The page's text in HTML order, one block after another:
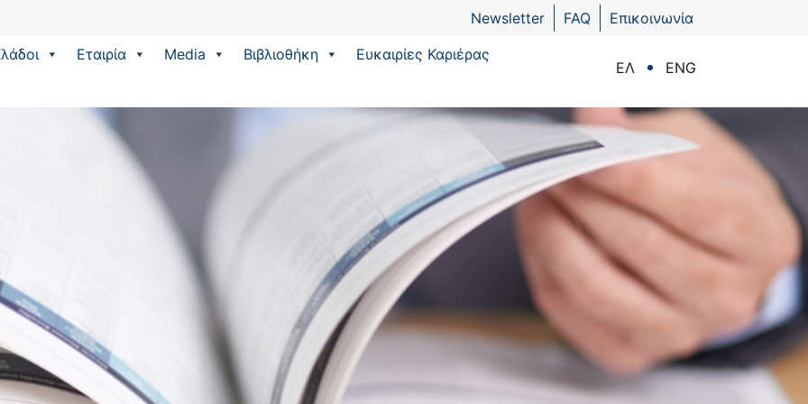
Newsletter FAQ Επικοινωνία
Εταιρία Media Βιβλιοθήκη Eυκαιρίες Καριέρας
ΕΛ ENG